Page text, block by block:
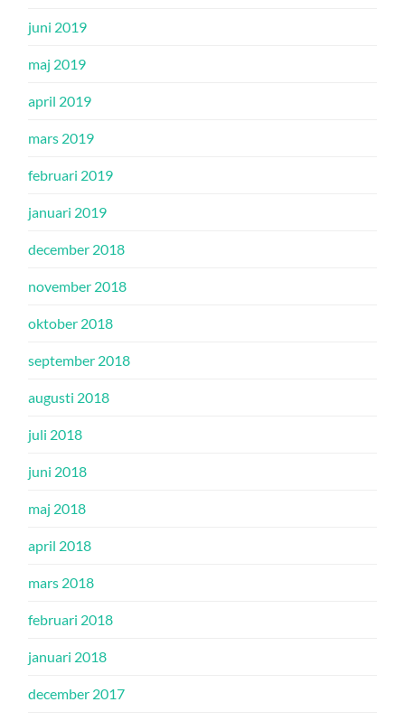
juni 2019
maj 2019
april 2019
mars 2019
februari 2019
januari 2019
december 2018
november 2018
oktober 2018
september 2018
augusti 2018
juli 2018
juni 2018
maj 2018
april 2018
mars 2018
februari 2018
januari 2018
december 2017